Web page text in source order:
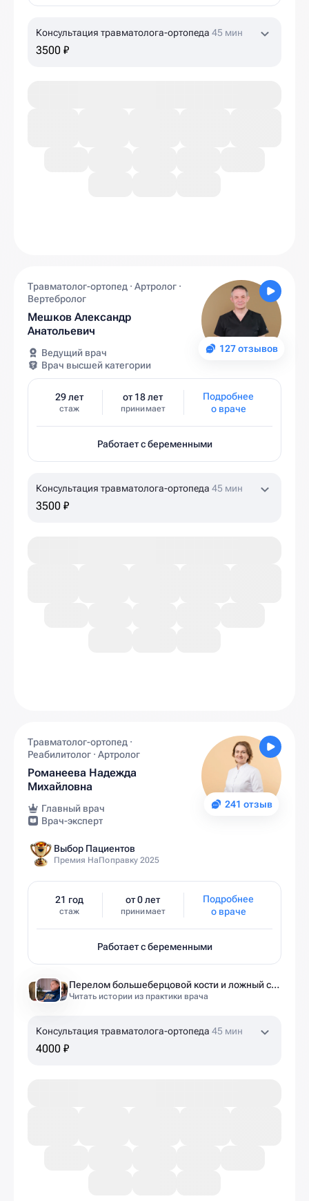
Консультация травматолога-ортопеда 45 мин
3500 ₽
127 отзывов
Травматолог-ортопед · Артролог ·
Вертебролог
Мешков Александр
Анатольевич
Ведущий врач
Врач высшей категории
29 лет
стаж
от 18 лет
принимает
Подробнее
о враче
Работает с беременными
Консультация травматолога-ортопеда 45 мин
3500 ₽
241 отзыв
Травматолог-ортопед ·
Реабилитолог · Артролог
Романеева Надежда
Михайловна
Главный врач
Врач-эксперт
Выбор Пациентов
Премия НаПоправку 2025
21 год
стаж
от 0 лет
принимает
Подробнее
о враче
Работает с беременными
Перелом большеберцовой кости и ложный сустав: моя история восстановления длиной в полтора года
Читать истории из практики врача
Консультация травматолога-ортопеда 45 мин
4000 ₽